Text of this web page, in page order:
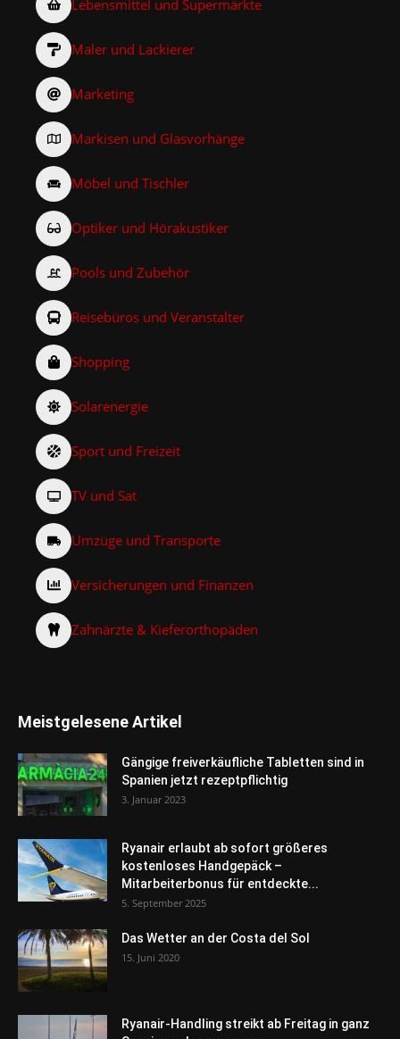
Lebensmittel und Supermärkte
Maler und Lackierer
Marketing
Markisen und Glasvorhänge
Möbel und Tischler
Optiker und Hörakustiker
Pools und Zubehör
Reisebüros und Veranstalter
Shopping
Solarenergie
Sport und Freizeit
TV und Sat
Umzüge und Transporte
Versicherungen und Finanzen
Zahnärzte & Kieferorthopäden
Meistgelesene Artikel
Gängige freiverkäufliche Tabletten sind in
Spanien jetzt rezeptpflichtig
3. Januar 2023
Ryanair erlaubt ab sofort größeres
kostenloses Handgepäck –
Mitarbeiterbonus für entdeckte...
5. September 2025
Das Wetter an der Costa del Sol
15. Juni 2020
Ryanair-Handling streikt ab Freitag in ganz